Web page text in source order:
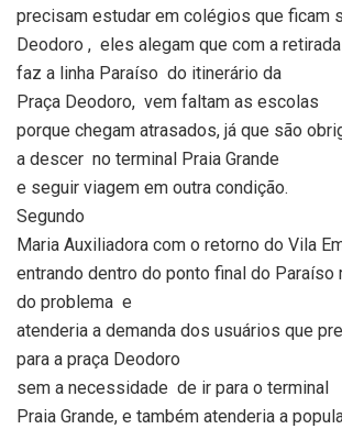
precisam estudar em colégios que ficam
Deodoro , eles alegam que com a
faz a linha Paraíso do itinerário da
Praça Deodoro, vem faltam as escolas
porque chegam atrasados, já que são
a descer no terminal Praia Grande
e seguir viagem em outra condição.
Segundo
Maria Auxiliadora com o retorno do Vila
entrando dentro do ponto final do Paraíso
do problema e
atenderia a demanda dos usuários que
para a praça Deodoro
sem a necessidade de ir para o terminal
Praia Grande, e também atenderia a